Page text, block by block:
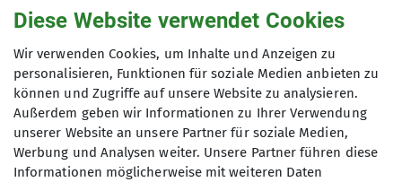
Sektionsmitteilungen
und im Newsletter
Ab 2026 Termine und Preise (263.01KB, pdf)
Diese Website verwendet Cookies
Wir verwenden Cookies, um Inhalte und Anzeigen zu
personalisieren, Funktionen für soziale Medien anbieten zu
können und Zugriffe auf unsere Website zu analysieren.
Außerdem geben wir Informationen zu Ihrer Verwendung
unserer Website an unsere Partner für soziale Medien,
Werbung und Analysen weiter. Unsere Partner führen diese
Informationen möglicherweise mit weiteren Daten